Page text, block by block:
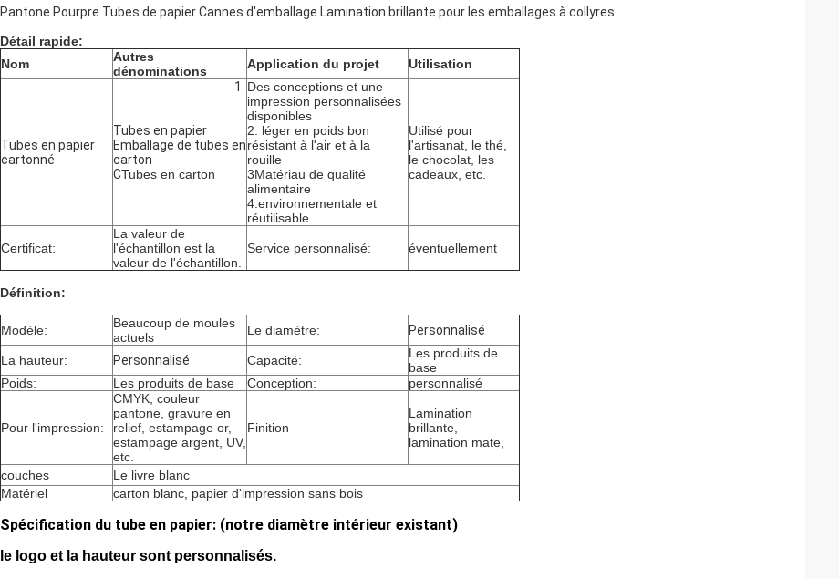
Pantone Pourpre Tubes de papier Cannes d'emballage Lamination brillante pour les emballages à collyres
Détail rapide:
Nom
Autres
dénominations
Application du projet Utilisation
Tubes en papier
cartonné
Tubes en papier
Emballage de tubes en
carton
CTubes en carton
Des conceptions et une
impression personnalisées
disponibles
2. léger en poids bon
résistant à l'air et à la
rouille
3Matériau de qualité
alimentaire
4.environnementale et
réutilisable.
Utilisé pour
l'artisanat, le thé,
le chocolat, les
cadeaux, etc.
Certificat:
La valeur de
l'échantillon est la
valeur de l'échantillon.
Service personnalisé: éventuellement
Définition:
Modèle:
Beaucoup de moules
actuels
Le diamètre: Personnalisé
La hauteur: Personnalisé Capacité:
Les produits de
base
Poids:
Les produits de base Conception: personnalisé
Pour l'impression:
CMYK, couleur
pantone, gravure en
relief, estampage or,
estampage argent, UV,
etc.
Finition
Lamination
brillante,
lamination mate,
couches
Le livre blanc
Matériel
carton blanc, papier d'impression sans bois
Spécification du tube en papier: (notre diamètre intérieur existant)
le logo et la hauteur sont personnalisés.